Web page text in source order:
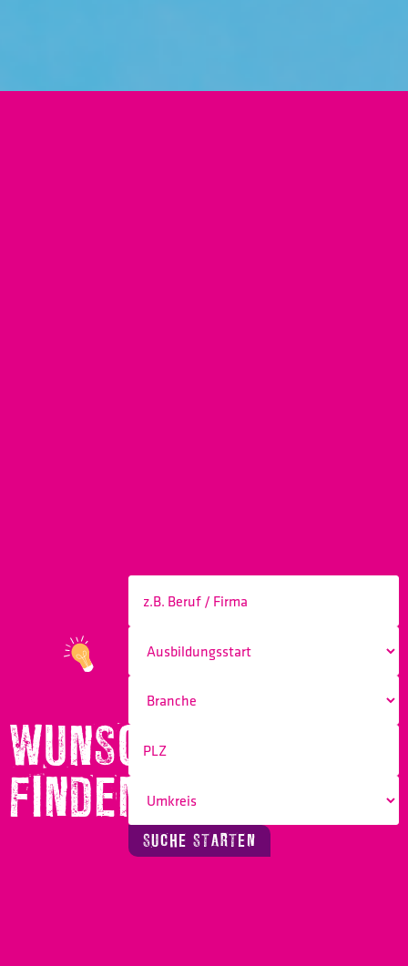
WUNSCHBERUF
FINDEN!
SUCHE STARTEN